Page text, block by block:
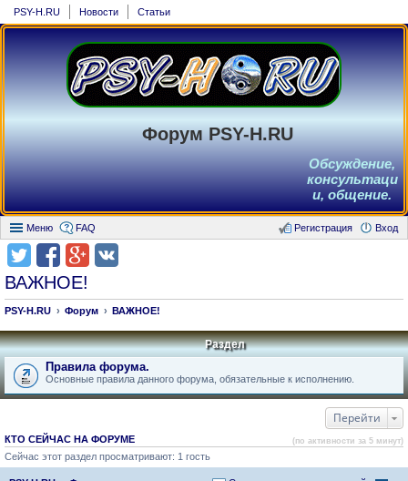
PSY-H.RU Новости Статьи
Форум PSY-H.RU
Обсуждение,
консультаци
и, общение.
Меню FAQ Вход
Регистрация
ВАЖНОЕ!
PSY-H.RU Форум ВАЖНОЕ!
Раздел
Правила форума.
Основные правила данного форума, обязательные к исполнению.
Перейти
КТО СЕЙЧАС НА ФОРУМЕ (по активности за 5 минут)
Сейчас этот раздел просматривают: 1 гость